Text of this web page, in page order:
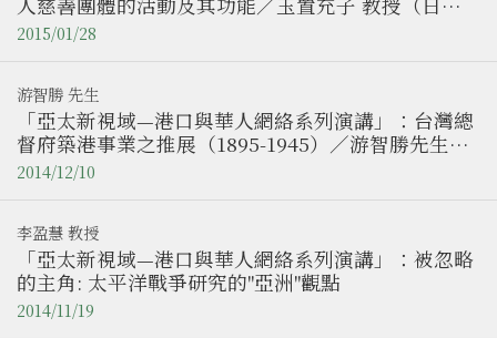
拓殖大學）
2015/01/28
游智勝 先生
「亞太新視域—港口與華人網絡系列演講」：台灣總
督府築港事業之推展（1895-1945）／游智勝先生
（國立政治大學臺灣史研究所）
2014/12/10
李盈慧 教授
「亞太新視域—港口與華人網絡系列演講」：被忽略
的主角: 太平洋戰爭研究的"亞洲"觀點
2014/11/19